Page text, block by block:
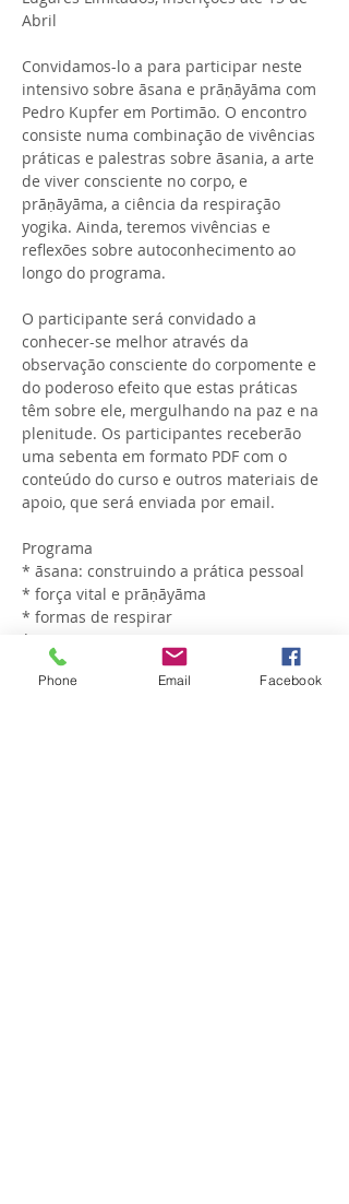
Convidamos-lo a para participar neste
intensivo sobre āsana e prāṇāyāma com
Pedro Kupfer em Portimão. O encontro
consiste numa combinação de vivências
práticas e palestras sobre āsania, a arte
de viver consciente no corpo, e
prāṇāyāma, a ciência da respiração
yogika. Ainda, teremos vivências e
reflexões sobre autoconhecimento ao
O participante será convidado a
conhecer-se melhor através da
observação consciente do corpomente e
do poderoso efeito que estas práticas
têm sobre ele, mergulhando na paz e na
plenitude. Os participantes receberão
uma sebenta em formato PDF com o
conteúdo do curso e outros materiais de
Programa
* āsana: construindo a prática pessoal
* força vital e prāṇāyāma
* formas de respirar
* o prāṇāyāma e a mente
* bandhas e mudrās, gestos de poder
Phone Email Facebook